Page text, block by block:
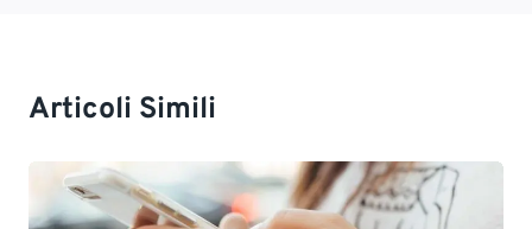
Articoli Simili